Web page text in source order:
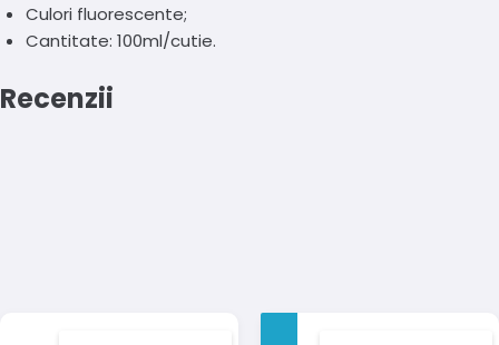
Culori fluorescente;
Cantitate: 100ml/cutie.
Recenzii